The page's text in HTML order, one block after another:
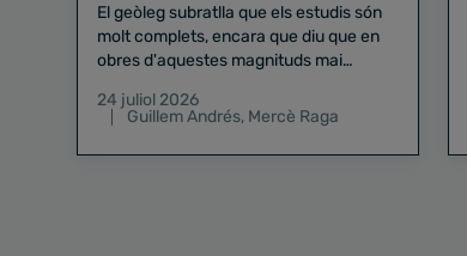
El geòleg subratlla que els estudis són
molt complets, encara que diu que en
obres d'aquestes magnituds mai
24 juliol 2026
Guillem Andrés, Mercè Raga